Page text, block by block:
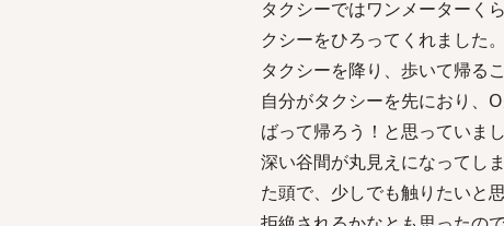
タクシーではワンメーターく
クシーをひろってくれました
タクシーを降り、歩いて帰る
自分がタクシーを先におり、
ばって帰ろう！と思っていま
深い谷間が丸見えになってし
た頭で、少しでも触りたいと